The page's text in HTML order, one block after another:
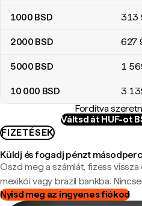
1000 BSD 313
2000 BSD 627
5000 BSD 1
10 000 BSD 3
Fordítva
Váltsd át HUF-ot
FIZETÉSEK
Küldj és fogadj pénzt
Oszd meg a számlát, fizess
mexikói vagy brazil bankba.
Nyisd meg az ingyenes fiókod